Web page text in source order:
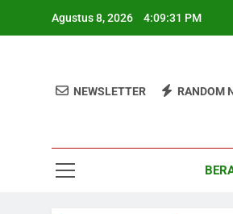
Agustus 8, 2026 4:09:32 PM
NEWSLETTER RANDOM